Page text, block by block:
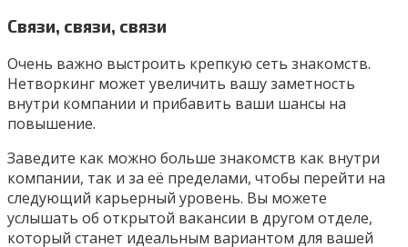
Связи, связи, связи
Очень важно выстроить крепкую сеть знакомств.
Нетворкинг может увеличить вашу заметность
внутри компании и прибавить ваши шансы на
повышение.
Заведите как можно больше знакомств как внутри
компании, так и за её пределами, чтобы перейти на
следующий карьерный уровень. Вы можете
услышать об открытой вакансии в другом отделе,
который станет идеальным вариантом для вашей